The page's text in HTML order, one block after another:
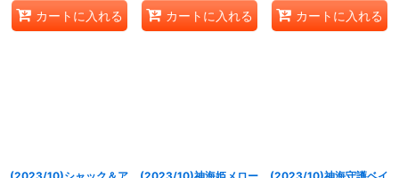
カートに入れる カートに入れる カートに入れる